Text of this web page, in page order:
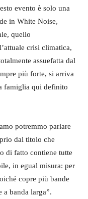
evento è solo una
in White Noise,
quello
crisi climatica,
assuefatta dal
più forte, si arriva
famiglia qui definito
potremmo parlare
dal titolo che
di fatto contiene tutte
in egual misura: per
copre più bande
banda larga”.